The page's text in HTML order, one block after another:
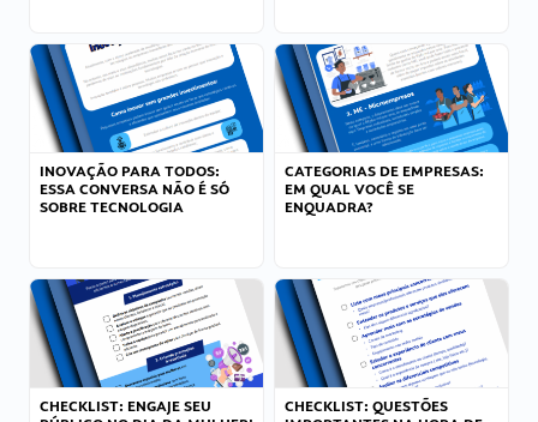
INOVAÇÃO PARA TODOS:
ESSA CONVERSA NÃO É SÓ
SOBRE TECNOLOGIA
CATEGORIAS DE EMPRESAS:
EM QUAL VOCÊ SE
ENQUADRA?
CHECKLIST: ENGAJE SEU
CHECKLIST: QUESTÕES